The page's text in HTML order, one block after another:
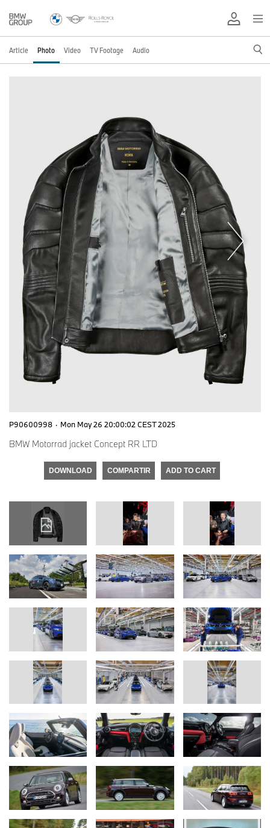
Article Photo Video TV Footage Audio
P90600998 · Mon May 26 20:00:02 CEST 2025
BMW Motorrad jacket Concept RR LTD
DOWNLOAD COMPARTIR ADD TO CART